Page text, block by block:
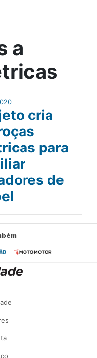
a
cria
para
de